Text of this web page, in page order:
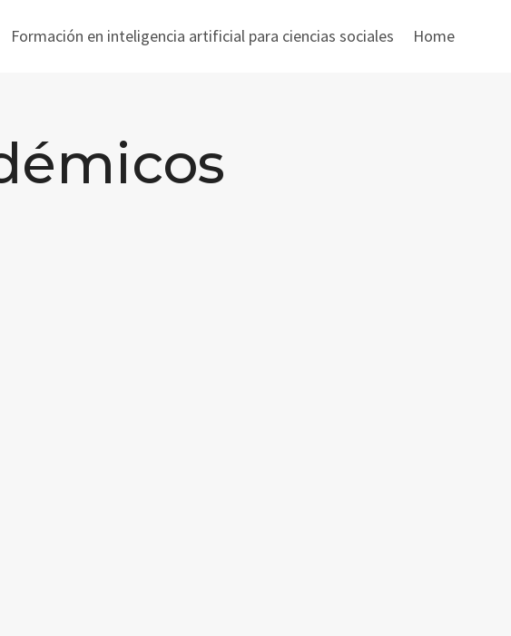
Formación en inteligencia artificial para ciencias sociales Home